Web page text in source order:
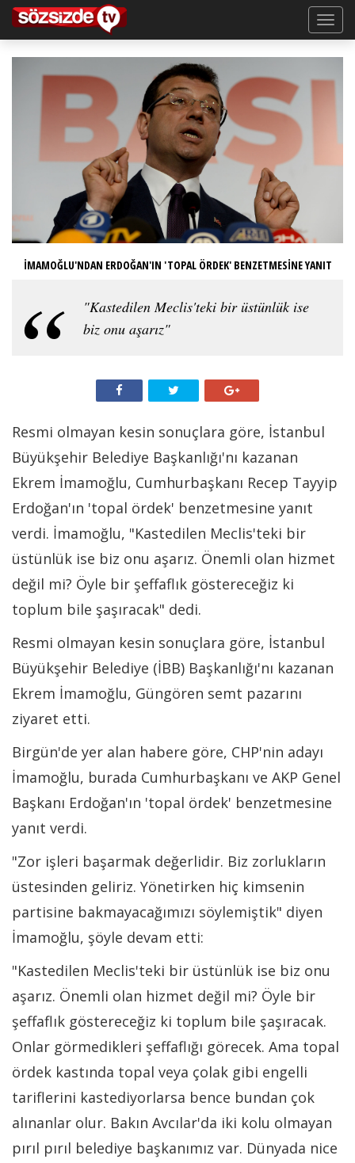
İMAMOĞLU'NDAN ERDOĞAN'IN 'TOPAL ÖRDEK' BENZETMESİNE YANIT
"Kastedilen Meclis'teki bir üstünlük ise
biz onu aşarız"
Resmi olmayan kesin sonuçlara göre, İstanbul
Büyükşehir Belediye Başkanlığı'nı kazanan
Ekrem İmamoğlu, Cumhurbaşkanı Recep Tayyip
Erdoğan'ın 'topal ördek' benzetmesine yanıt
verdi. İmamoğlu, "Kastedilen Meclis'teki bir
üstünlük ise biz onu aşarız. Önemli olan hizmet
değil mi? Öyle bir şeffaflık göstereceğiz ki
toplum bile şaşıracak" dedi.
Resmi olmayan kesin sonuçlara göre, İstanbul
Büyükşehir Belediye (İBB) Başkanlığı'nı kazanan
Ekrem İmamoğlu, Güngören semt pazarını
ziyaret etti.
Birgün'de yer alan habere göre, CHP'nin adayı
İmamoğlu, burada Cumhurbaşkanı ve AKP Genel
Başkanı Erdoğan'ın 'topal ördek' benzetmesine
yanıt verdi.
"Zor işleri başarmak değerlidir. Biz zorlukların
üstesinden geliriz. Yönetirken hiç kimsenin
partisine bakmayacağımızı söylemiştik" diyen
İmamoğlu, şöyle devam etti:
"Kastedilen Meclis'teki bir üstünlük ise biz onu
aşarız. Önemli olan hizmet değil mi? Öyle bir
şeffaflık göstereceğiz ki toplum bile şaşıracak.
Onlar görmedikleri şeffaflığı görecek. Ama topal
ördek kastında topal veya çolak gibi engelli
tariflerini kastediyorlarsa bence bundan çok
alınanlar olur. Bakın Avcılar'da iki kolu olmayan
pırıl pırıl belediye başkanımız var. Dünyada nice